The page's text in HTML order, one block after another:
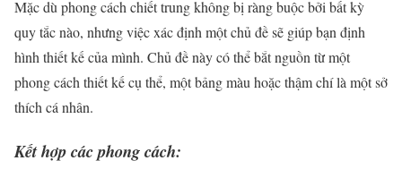
Mặc dù phong cách chiết trung không bị ràng buộc bởi bất kỳ
quy tắc nào, nhưng việc xác định một chủ đề sẽ giúp bạn định
hình thiết kế của mình. Chủ đề này có thể bắt nguồn từ một
phong cách thiết kế cụ thể, một bảng màu hoặc thậm chí là một sở
thích cá nhân.
Kết hợp các phong cách: